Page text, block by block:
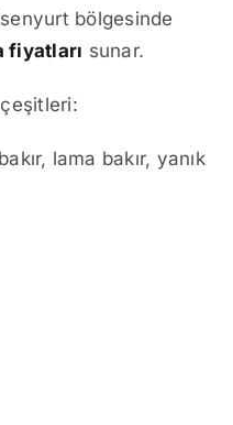
bölgesinde
fiyatları sunar.
çeşitleri:
lama bakır, yanık